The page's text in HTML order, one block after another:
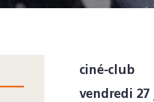
ciné-club
vendredi 27